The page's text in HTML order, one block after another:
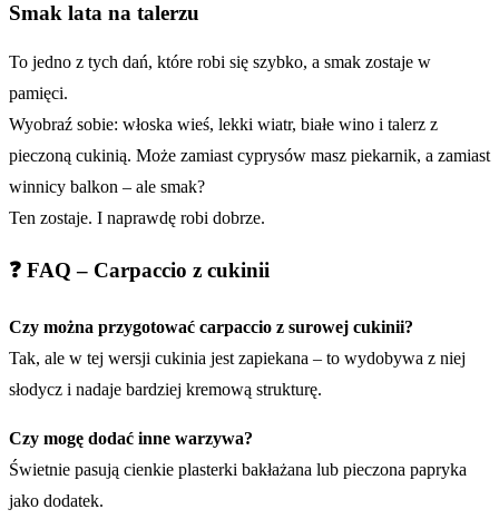
Smak lata na talerzu
To jedno z tych dań, które robi się szybko, a smak zostaje w
pamięci.
Wyobraź sobie: włoska wieś, lekki wiatr, białe wino i talerz z
pieczoną cukinią. Może zamiast cyprysów masz piekarnik, a zamiast
winnicy balkon – ale smak?
Ten zostaje. I naprawdę robi dobrze.
❓ FAQ – Carpaccio z cukinii
Czy można przygotować carpaccio z surowej cukinii?
Tak, ale w tej wersji cukinia jest zapiekana – to wydobywa z niej
słodycz i nadaje bardziej kremową strukturę.
Czy mogę dodać inne warzywa?
Świetnie pasują cienkie plasterki bakłażana lub pieczona papryka
jako dodatek.